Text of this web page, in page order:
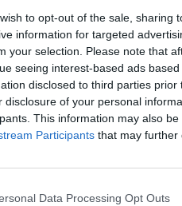
to opt-out of the sale, sharing
information for targeted
your selection. Please note that
seeing interest-based ads
disclosed to third parties
disclosure of your personal
This information may also
Participants that may further
Data Processing Opt Outs